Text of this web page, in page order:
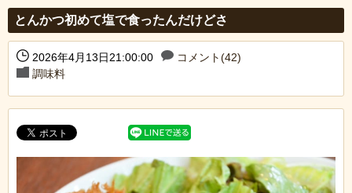
とんかつ初めて塩で食ったんだけどさ
2026年4月13日21:00:00
コメント(42)
調味料